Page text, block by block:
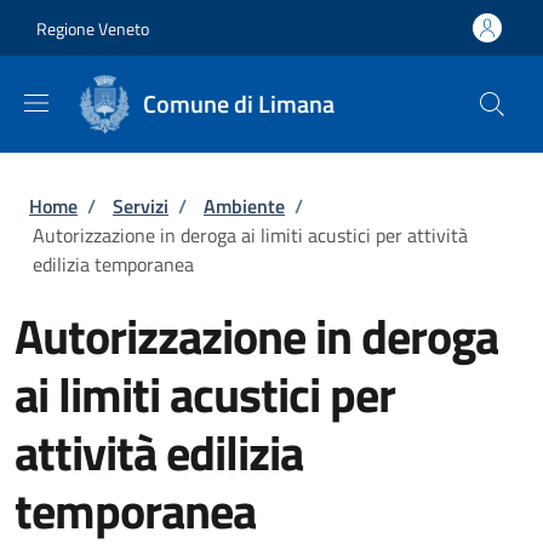
Regione Veneto
Comune di Limana
Briciole di pane
Home / Servizi / Ambiente /
Autorizzazione in deroga ai limiti acustici per attività
edilizia temporanea
Autorizzazione in deroga
ai limiti acustici per
attività edilizia
temporanea